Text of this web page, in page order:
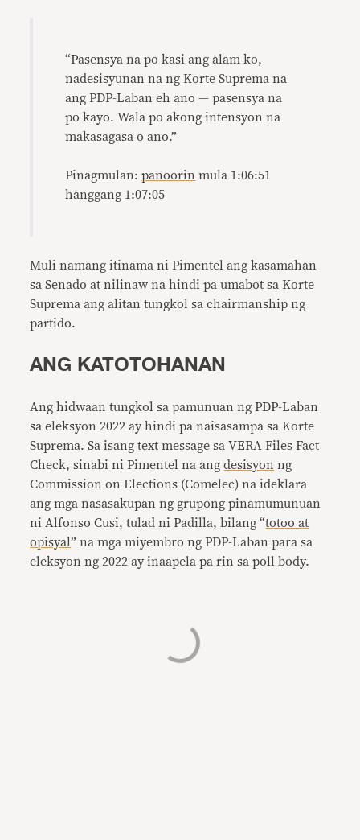
“Pasensya na po kasi ang alam ko,
nadesisyunan na ng Korte Suprema na
ang PDP-Laban eh ano — pasensya na
po kayo. Wala po akong intensyon na
makasagasa o ano.”
Pinagmulan:panoorin mula 1:06:51
hanggang 1:07:05
Muli namang itinama ni Pimentel ang kasamahan
sa Senado at nilinaw na hindi pa umabot sa Korte
Suprema ang alitan tungkol sa chairmanship ng
partido.
ANG KATOTOHANAN
Ang hidwaan tungkol sa pamunuan ng PDP-Laban
sa eleksyon 2022 ay hindi pa naisasampa sa Korte
Suprema. Sa isang text message sa VERA Files Fact
Check, sinabi ni Pimentel na angdesisyon ng
Commission on Elections (Comelec) na ideklara
ang mga nasasakupan ng grupong pinamumunuan
ni Alfonso Cusi, tulad ni Padilla, bilang “totoo at
opisyal” na mga miyembro ng PDP-Laban para sa
eleksyon ng 2022 ay inaapela pa rin sa poll body.